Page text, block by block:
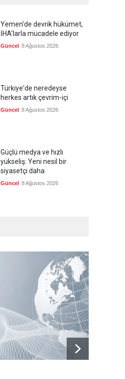
Yemen'de devrik hükümet,
İHA'larla mücadele ediyor
Güncel 8 Ağustos 2026
Türkiye'de neredeyse
herkes artık çevrim-içi
Güncel 8 Ağustos 2026
Güçlü medya ve hızlı
yükseliş: Yeni nesil bir
siyasetçi daha
Güncel 8 Ağustos 2026
Kolombiya, solcu Petro'nun
yerine aşırı sağcı Espriella'yı
Güncel 8 Ağustos 2026